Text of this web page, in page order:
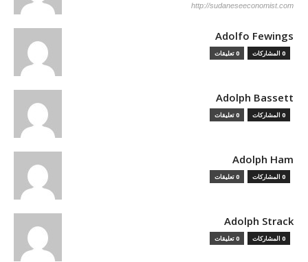
http://sudaneseeconomist.com
Adolfo Fewings
0 المشاركات 0 تعليقات
Adolph Bassett
0 المشاركات 0 تعليقات
Adolph Ham
0 المشاركات 0 تعليقات
Adolph Strack
0 المشاركات 0 تعليقات